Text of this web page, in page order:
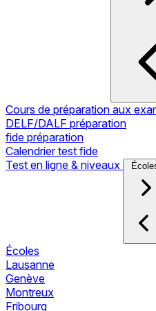
Cours de préparation aux
DELF/DALF préparation
fide préparation
Calendrier test fide
Test en ligne & niveaux
Écoles
Lausanne
Genève
Montreux
Fribourg